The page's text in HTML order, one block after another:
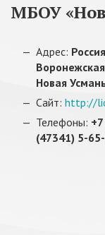
МБОУ
Адрес:
Новая
Сайт: http://
Телефоны:
(47341) 5-